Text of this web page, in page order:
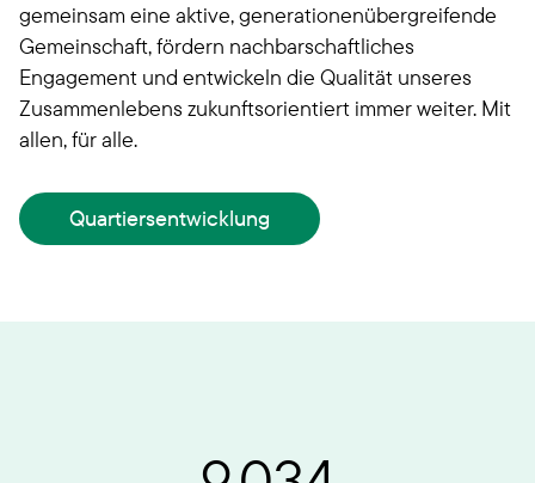
gemeinsam eine aktive, generationenübergreifende
Gemeinschaft, fördern nachbarschaftliches
Engagement und entwickeln die Qualität unseres
Zusammenlebens zukunftsorientiert immer weiter. Mit
allen, für alle.
Quartiersentwicklung